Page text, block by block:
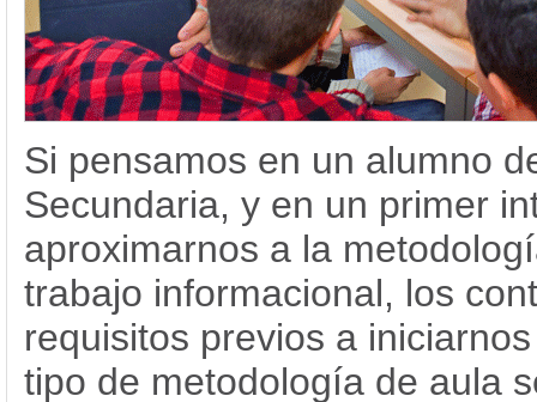
Si pensamos en un alumno
Secundaria, y en un primer
aproximarnos a la
trabajo informacional, los
requisitos previos a
tipo de metodología de aula